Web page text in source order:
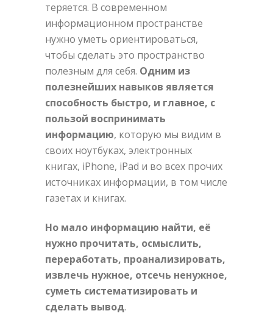
теряется. В современном
информационном пространстве
нужно уметь ориентироваться,
чтобы сделать это пространство
полезным для себя. Одним из
полезнейших навыков является
способность быстро, и главное, с
пользой воспринимать
информацию, которую мы видим в
своих ноутбуках, электронных
книгах, iPhone, iPad и во всех прочих
источниках информации, в том числе
газетах и книгах.
Но мало информацию найти, её
нужно прочитать, осмыслить,
переработать, проанализировать,
извлечь нужное, отсечь ненужное,
суметь систематизировать и
сделать вывод.